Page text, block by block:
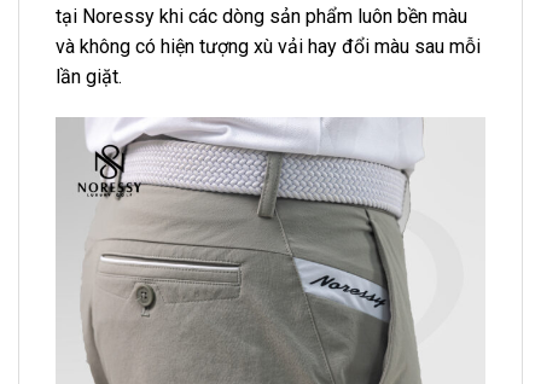
tại Noressy khi các dòng sản phẩm luôn bền màu
và không có hiện tượng xù vải hay đổi màu sau mỗi
lần giặt.